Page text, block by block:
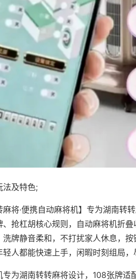
法及特色;
麻将·便携自动麻将机】专为湖南
、抢杠胡核心规则，自动麻将机折
洗牌静音柔和，不打扰家人休息，
人都能快速上手，闲暇时刻组局，
专为湖南转转麻将设计，108张牌